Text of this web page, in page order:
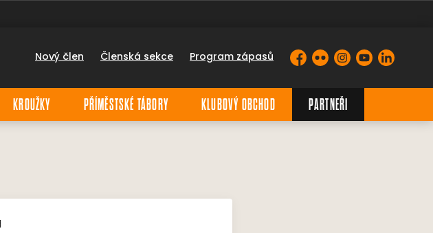
Nový člen Členská sekce Program zápasů Facebook
FlickrInstagram
YouTubeLinkedIn
KROUŽKY PŘÍMĚSTSKÉ TÁBORY KLUBOVÝ OBCHOD PARTNEŘI